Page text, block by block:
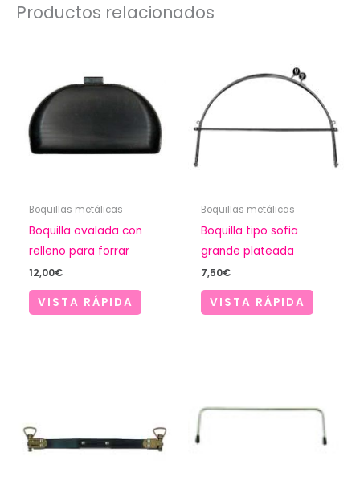
Productos relacionados
Boquillas metálicas
Boquilla ovalada con
relleno para forrar
12,00€
VISTA RÁPIDA
Boquillas metálicas
Boquilla tipo sofia
grande plateada
7,50€
VISTA RÁPIDA